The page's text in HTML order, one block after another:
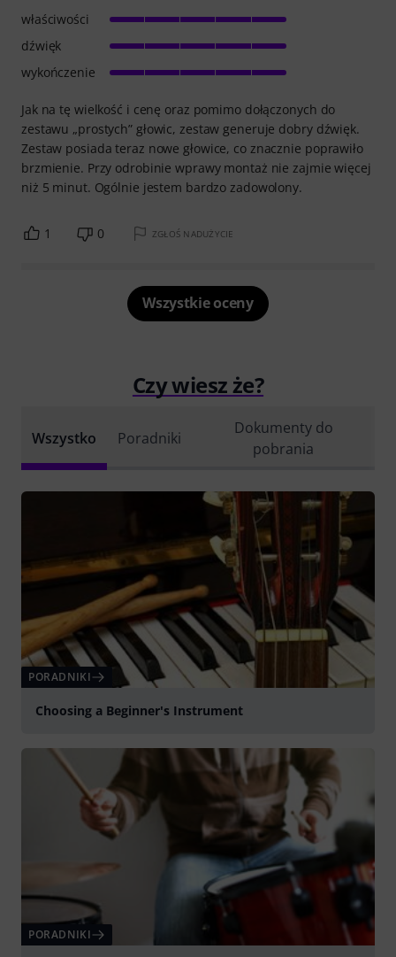
Jak na tę wielkość i cenę oraz pomimo dołączonych do
zestawu „prostych” głowic, zestaw generuje dobry dźwięk.
Zestaw posiada teraz nowe głowice, co znacznie poprawiło
brzmienie. Przy odrobinie wprawy montaż nie zajmie więcej
niż 5 minut. Ogólnie jestem bardzo zadowolony.
właściwości
dźwięk
wykończenie
1 0 ZGŁOŚ NADUŻYCIE
Wszystkie oceny
Czy wiesz że?
Wszystko Poradniki
Dokumenty do
pobrania
PORADNIKI
Choosing a Beginner's Instrument
PORADNIKI